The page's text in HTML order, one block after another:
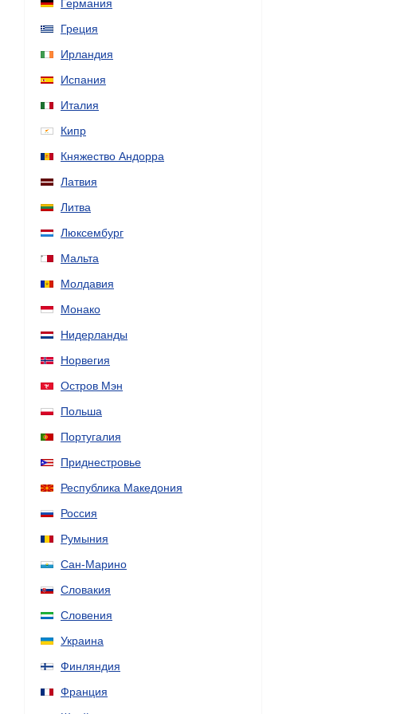
Германия
Греция
Ирландия
Испания
Италия
Кипр
Княжество Андорра
Латвия
Литва
Люксембург
Мальта
Молдавия
Монако
Нидерланды
Норвегия
Остров Мэн
Польша
Португалия
Приднестровье
Республика Македония
Россия
Румыния
Сан-Марино
Словакия
Словения
Украина
Финляндия
Франция